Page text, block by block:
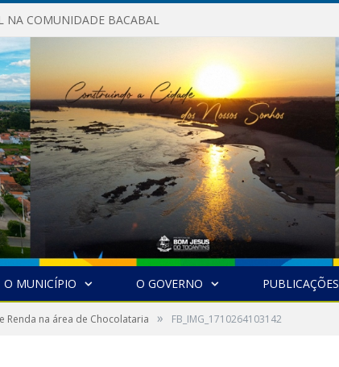
NA COMUNIDADE BACABAL
O MUNICÍPIO O GOVERNO PUBLICAÇÕES
Renda na área de Chocolataria » FB_IMG_1710264103142